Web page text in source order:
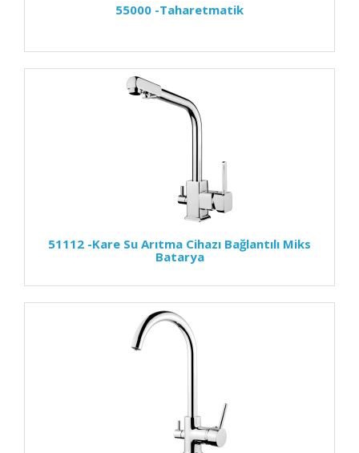
55000 -Taharetmatik
51112 -Kare Su Arıtma Cihazı Bağlantılı Miks
Batarya